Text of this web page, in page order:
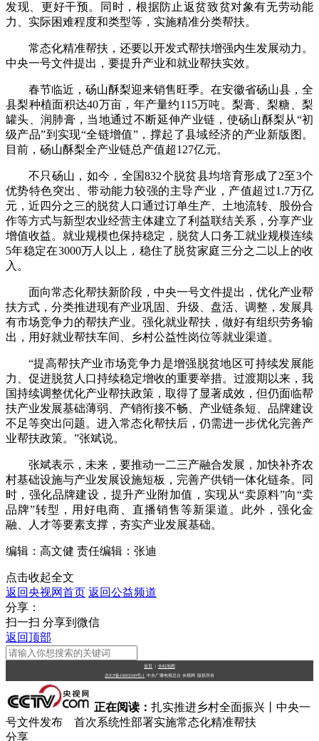
发现、更好干预。同时，根据防止返贫致贫对象有无劳动能
力、实际困难程度和类型等，实施精准分类帮扶。
常态化精准帮扶，还要以开发式帮扶增强内生发展动力。
中央一号文件提出，要提升产业和就业帮扶实效。
春节临近，砀山酥梨迎来销售旺季。在安徽省砀山县，全
县梨种植面积达40万亩，年产量约115万吨。梨膏、梨糖、梨
罐头、润肺膏，当地通过不断延伸产业链，使砀山酥梨从“初
级产品”到实现“全链增值”，撑起了县域经济的产业新版图。
目前，砀山酥梨全产业链总产值超127亿元。
不只砀山，如今，全国832个脱贫县均培育形成了2至3个
优势特色突出、带动能力较强的主导产业，产值超过1.7万亿
元，近四分之三的脱贫人口通过订单生产、土地流转、股份合
作等方式与新型农业经营主体建立了利益联结关系，分享产业
增值收益。就业规模也保持稳定，脱贫人口务工就业规模连续
5年稳定在3000万人以上，稳住了脱贫家庭三分之二以上的收
入。
面向常态化帮扶新阶段，中央一号文件提出，优化产业帮
扶方式，分类推进现有产业巩固、升级、盘活、调整，发展具
有市场竞争力的帮扶产业。强化就业帮扶，做好有组织劳务输
出，用好就业帮扶车间、乡村公益性岗位等就业渠道。
“提高帮扶产业市场竞争力是增强脱贫地区可持续发展能
力、促进脱贫人口持续稳定增收的重要举措。过渡期以来，我
国持续调整优化产业帮扶政策，取得了显著成效，但仍面临帮
扶产业发展基础薄弱、产销衔接不畅、产业链条短、品牌建设
不足等突出问题。进入常态化帮扶后，仍需进一步优化完善产
业帮扶政策。”张斌说。
张斌表示，未来，要推动一二三产融合发展，加快补齐农
村基础设施与产业发展设施短板，完善产供销一体化链条。同
时，强化品牌建设，提升产业附加值，实现从“卖原料”向“卖
品牌”转型，用好电商、直播销售等新渠道。此外，强化金
融、人才等要素支撑，夯实产业发展基础。
编辑：高文健 责任编辑：张迪
点击收起全文
返回央视网首页 返回公益频道
分享：
扫一扫 分享到微信
返回顶部
首页 全站地图
京ICP备10003349号-1 中央广播电视总台 央视网 版权所有
正在阅读： 扎实推进乡村全面振兴丨中央一
号文件发布 首次系统性部署实施常态化精准帮扶
分享